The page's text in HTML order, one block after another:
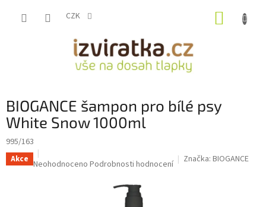
CZK
BIOGANCE šampon pro bílé psy
White Snow 1000ml
995/163
Akce Průměrné
Neohodnoceno Podrobnosti hodnocení Značka: BIOGANCE